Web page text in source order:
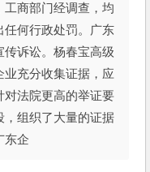
商部门经调查，均
任何行政处罚。广东
诉讼。杨春宝高级
充分收集证据，应
对法院更高的举证要
，组织了大量的证据
东企